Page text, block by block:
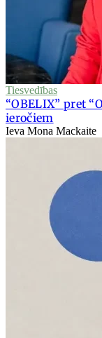
Tiesvedības
“OBELIX” pret
ieročiem
Ieva Mona Mackaite